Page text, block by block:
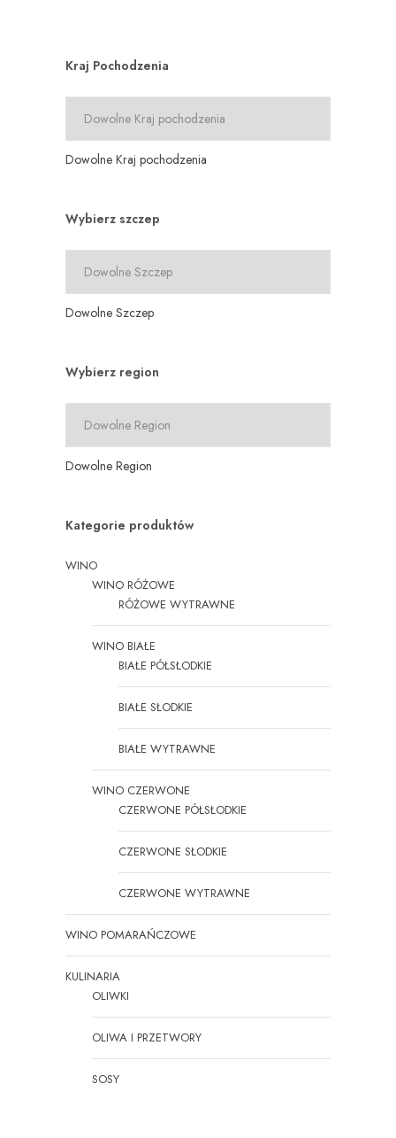
Kraj Pochodzenia
Dowolne Kraj pochodzenia
Wybierz szczep
Dowolne Szczep
Wybierz region
Dowolne Region
Kategorie produktów
WINO
WINO RÓŻOWE
RÓŻOWE WYTRAWNE
WINO BIAŁE
BIAŁE PÓŁSŁODKIE
BIAŁE SŁODKIE
BIAŁE WYTRAWNE
WINO CZERWONE
CZERWONE PÓŁSŁODKIE
CZERWONE SŁODKIE
CZERWONE WYTRAWNE
WINO POMARAŃCZOWE
KULINARIA
OLIWKI
OLIWA I PRZETWORY
SOSY